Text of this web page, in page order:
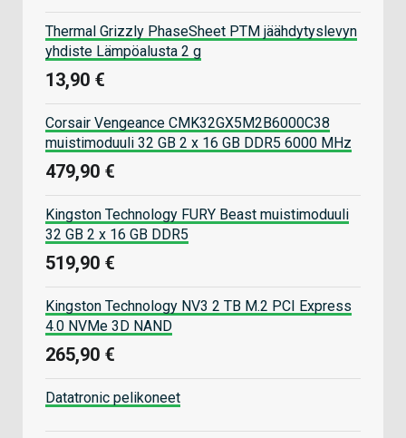
Thermal Grizzly PhaseSheet PTM jäähdytyslevyn
yhdiste Lämpöalusta 2 g
13,90 €
Corsair Vengeance CMK32GX5M2B6000C38
muistimoduuli 32 GB 2 x 16 GB DDR5 6000 MHz
479,90 €
Kingston Technology FURY Beast muistimoduuli
32 GB 2 x 16 GB DDR5
519,90 €
Kingston Technology NV3 2 TB M.2 PCI Express
4.0 NVMe 3D NAND
265,90 €
Datatronic pelikoneet